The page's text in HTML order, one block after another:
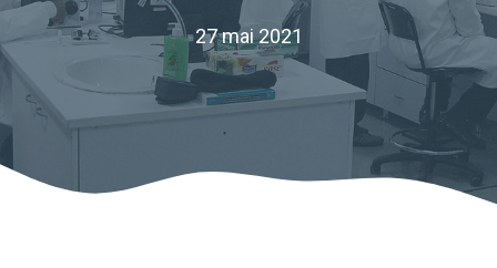
27 mai 2021